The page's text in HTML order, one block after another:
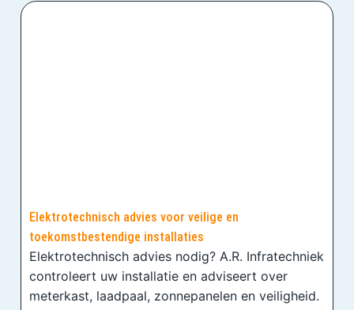
Elektrotechnisch advies voor veilige en
toekomstbestendige installaties
Elektrotechnisch advies nodig? A.R. Infratechniek
controleert uw installatie en adviseert over
meterkast, laadpaal, zonnepanelen en veiligheid.